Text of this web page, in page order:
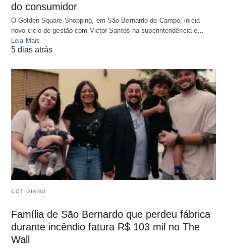
do consumidor
O Golden Square Shopping, em São Bernardo do Campo, inicia
novo ciclo de gestão com Victor Santos na superintendência e…
Leia Mais
5 dias atrás
COTIDIANO
Família de São Bernardo que perdeu fábrica
durante incêndio fatura R$ 103 mil no The
Wall